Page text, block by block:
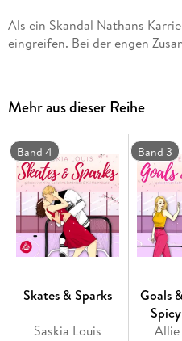
Als ein Skandal Nathans
eingreifen. Bei der engen
haben dürfte.
Stella kämpft nicht nur gegen
sondern auch gegen
zwischen Agentin und Klient
unmöglichen Spiel stehen
ihre Herzen auf dem Spiel.
Mehr aus dieser Reihe
Band 4
Skates & Sparks
Saskia Louis
Band 3
Goals
Allie